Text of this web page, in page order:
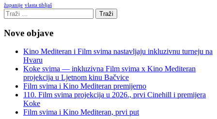
županije vlasta tibljaš
Nove objave
Kino Mediteran i Film svima nastavljaju inkluzivnu turneju na
Hvaru
Koke svima — inkluzivna Film svima x Kino Mediteran
projekcija u Ljetnom kinu Bačvice
Film svima i Kino Mediteran premijerno
110. Film svima projekcija u 2026., prvi Cinehill i premijera
Koke
Film svima i Kino Mediteran, prvi put